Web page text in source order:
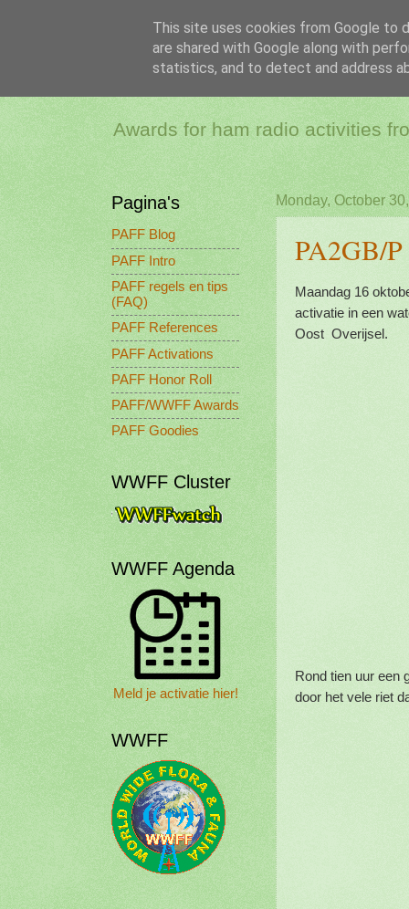
PAFF - Ham
Awards for ham radio activities
Monday, October
PA2GB/
Maandag 16
activatie in een
Oost Overijsel.
Rond tien uur een
door het vele riet
Pagina's
PAFF Blog
PAFF Intro
PAFF regels en tips
(FAQ)
PAFF References
PAFF Activations
PAFF Honor Roll
PAFF/WWFF Awards
PAFF Goodies
WWFF Cluster
WWFF Agenda
Meld je activatie hier!
WWFF
This site uses cookies from Google to
are shared with Google along with
statistics, and to detect and address